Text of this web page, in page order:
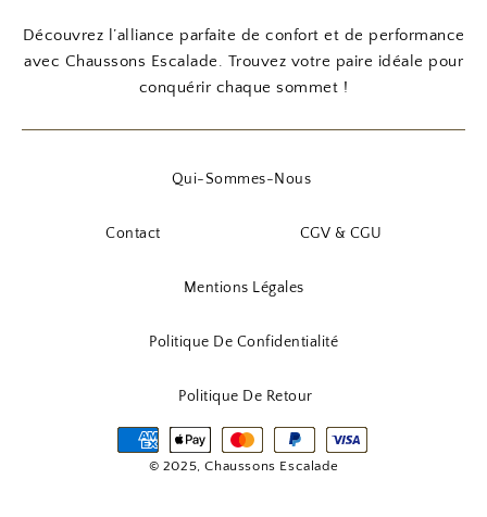
Découvrez l’alliance parfaite de confort et de performance
avec Chaussons Escalade. Trouvez votre paire idéale pour
conquérir chaque sommet !
Qui-Sommes-Nous
Contact CGV & CGU
Mentions Légales
Politique De Confidentialité
Politique De Retour
© 2025, Chaussons Escalade